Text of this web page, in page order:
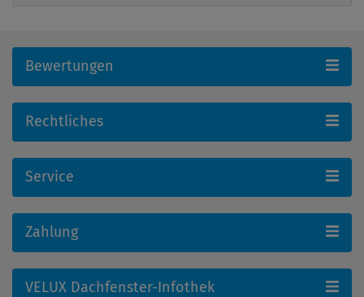
Bewertungen
Rechtliches
Service
Zahlung
VELUX Dachfenster-Infothek